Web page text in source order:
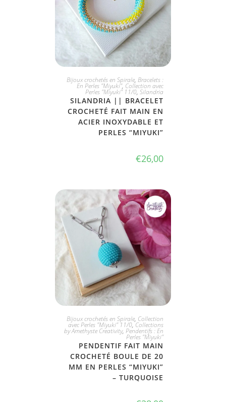
JE L'ADOPTE
Bijoux crochetés en Spirale, Bracelets :
En Perles "Miyuki", Collection avec
Perles "Miyuki" 11/0, Silandria
SILANDRIA || BRACELET
CROCHETÉ FAIT MAIN EN
ACIER INOXYDABLE ET
PERLES “MIYUKI”
€26,00
JE L'ADOPTE
Bijoux crochetés en Spirale, Collection
avec Perles "Miyuki" 11/0,Collections
by Amethyste Creativity, Pendentifs : En
Perles "Miyuki"
PENDENTIF FAIT MAIN
CROCHETÉ BOULE DE 20
MM EN PERLES “MIYUKI”
– TURQUOISE